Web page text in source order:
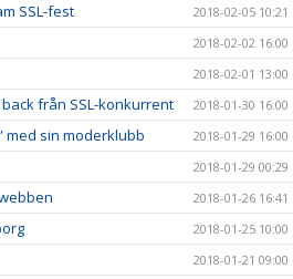
SSL-fest 2018-02-05 10:21
2018-02-02 16:00
2018-02-01 13:00
från SSL-konkurrent 2018-01-30 16:00
med sin moderklubb 2018-01-29 16:00
2018-01-29 00:29
2018-01-26 16:41
2018-01-25 10:00
2018-01-21 09:00